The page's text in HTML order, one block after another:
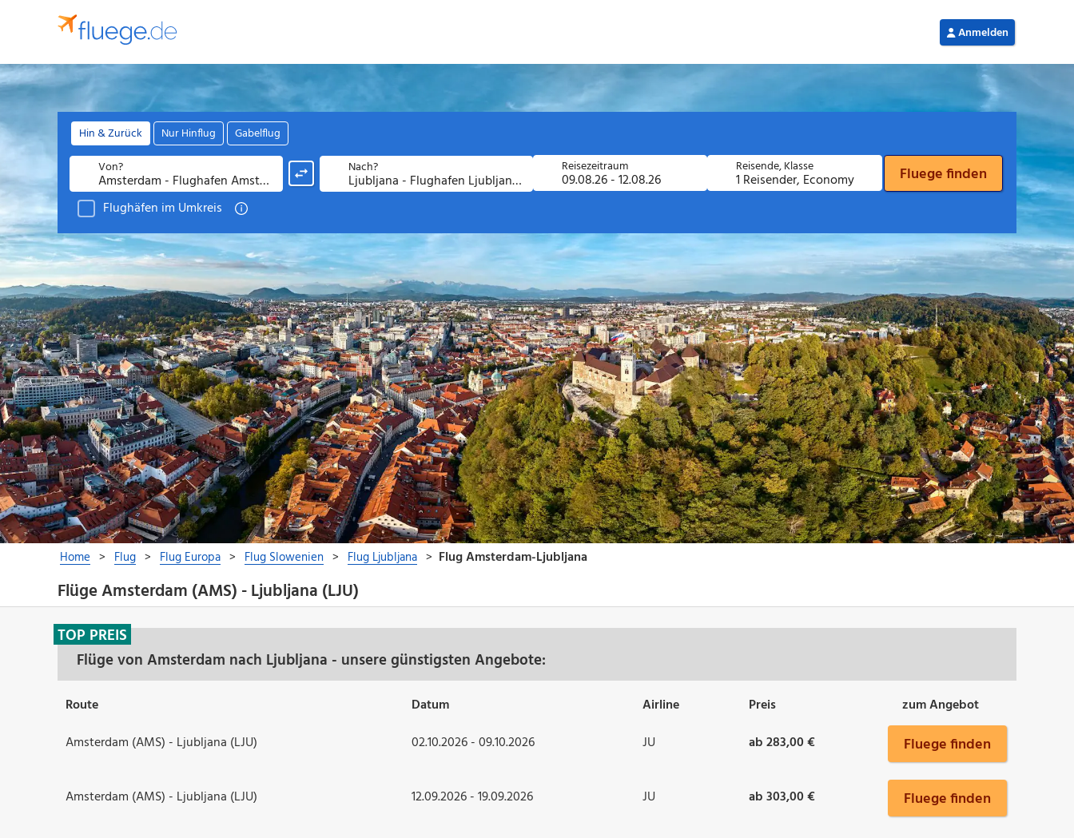
Flüge Amsterdam (AMS) - Ljubljana (LJU)
Flüge von Amsterdam nach Ljubljana - unsere günstigsten Angebote:
TOP PREIS
Route Datum Airline Preis
zum Angebot
Amsterdam (AMS) - Ljubljana (LJU)
02.10.2026 - 09.10.2026 JU ab 283,00 € Fluege finden
Amsterdam (AMS) - Ljubljana (LJU) 12.09.2026 - 19.09.2026 JU ab 303,00 € Fluege finden